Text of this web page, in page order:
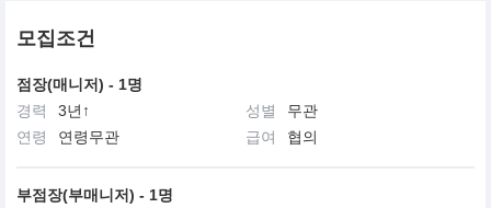
모집조건
점장(매니저) - 1명
경력
3년↑ 성별
무관
연령
연령무관 급여 협의
부점장(부매니저) - 1명